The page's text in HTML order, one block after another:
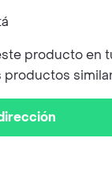
producto en